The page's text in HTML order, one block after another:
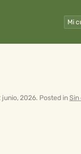
Mi
junio, 2026. Posted inSin